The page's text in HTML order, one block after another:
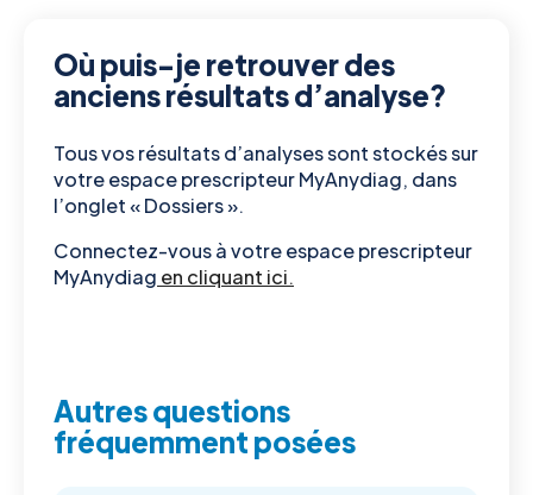
Où puis-je retrouver des
anciens résultats d’analyse?
Tous vos résultats d’analyses sont stockés sur
votre espace prescripteur MyAnydiag, dans
l’onglet « Dossiers ».
Connectez-vous à votre espace prescripteur
MyAnydiag en cliquant ici.
Autres questions
fréquemment posées